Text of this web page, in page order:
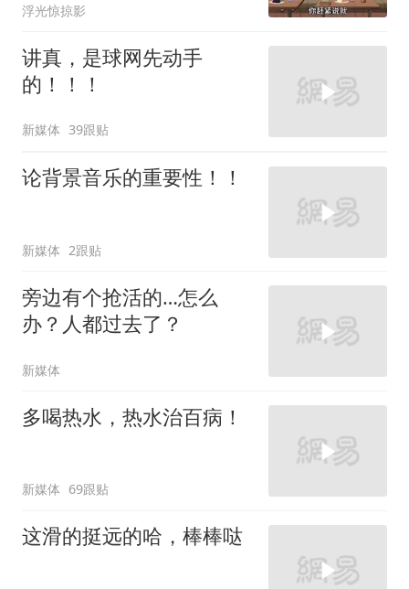
浮光惊掠影
讲真，是球网先动手
的！！！
新媒体 39跟贴
论背景音乐的重要性！！
新媒体 2跟贴
旁边有个抢活的…怎么
办？人都过去了？
新媒体
多喝热水，热水治百病！
新媒体 69跟贴
这滑的挺远的哈，棒棒哒